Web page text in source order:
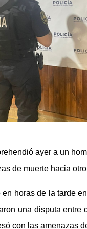
ayer a un
de muerte hacia
en horas de la tarde
una disputa entre
con las amenazas